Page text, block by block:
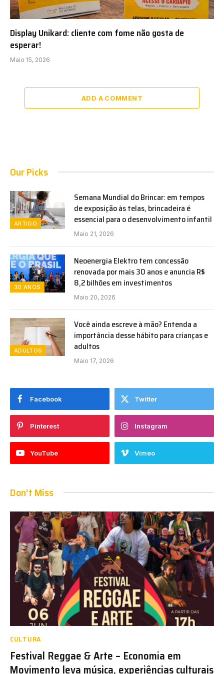
Display Unikard: cliente com fome não gosta de
esperar!
Maio 15, 2026
ADD A COMMENT
Our Picks
ARTIGO
Semana Mundial do Brincar: em tempos
de exposição às telas, brincadeira é
essencial para o desenvolvimento infantil
Maio 21, 2026
30 ANOS
Neoenergia Elektro tem concessão
renovada por mais 30 anos e anuncia R$
8,2 bilhões em investimentos
Maio 20, 2026
ADULTOS
Você ainda escreve à mão? Entenda a
importância desse hábito para crianças e
adultos
Maio 17, 2026
Facebook Twitter
Pinterest Instagram
YouTube Vimeo
Don't Miss
CULTURA
Festival Reggae & Arte – Economia em
Movimento leva música, experiências culturais